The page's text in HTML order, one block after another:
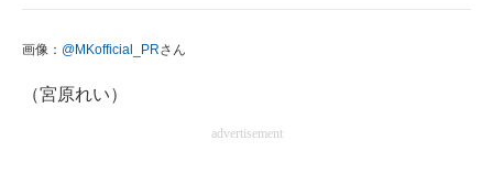
画像： @MKofficial_PRさん
（宮原れい）
advertisement